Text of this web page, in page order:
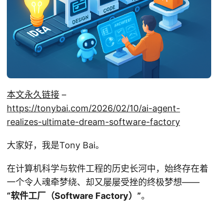
本文永久链接 –
https://tonybai.com/2026/02/10/ai-agent-
realizes-ultimate-dream-software-factory
大家好，我是Tony Bai。
在计算机科学与软件工程的历史长河中，始终存在着
一个令人魂牵梦绕、却又屡屡受挫的终极梦想——
“软件工厂（Software Factory）”。